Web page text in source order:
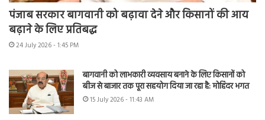
पंजाब सरकार बागवानी को बढ़ावा देने और किसानों की आय
बढ़ाने के लिए प्रतिबद्ध
24 July 2026 - 1:45 PM
बागवानी को लाभकारी व्यवसाय बनाने के लिए किसानों को
बीज से बाजार तक पूरा सहयोग दिया जा रहा है: मोहिंदर भगत
15 July 2026 - 11:43 AM